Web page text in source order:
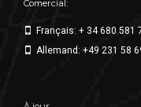
Comercial:
Français: + 34 680 581
Allemand: +49 231 58